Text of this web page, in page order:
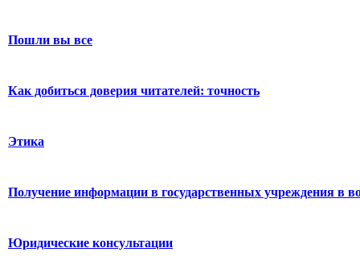
Пошли вы все
Как добиться доверия читателей: точность
Этика
Получение информации в государственных учреждения в
Юридические консультации